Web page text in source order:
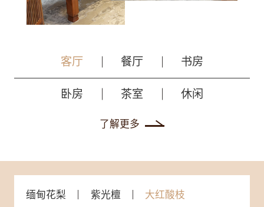
客厅 餐厅 书房
卧房 茶室 休闲
了解更多
缅甸花梨 紫光檀 大红酸枝